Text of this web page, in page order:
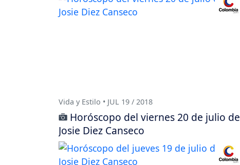
Vida y Estilo • JUL 19 / 2018
Horóscopo del viernes 20 de julio de
Josie Diez Canseco